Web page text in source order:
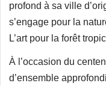
profond à sa ville
s’engage pour la
L’art pour la forêt
À l’occasion du
d’ensemble